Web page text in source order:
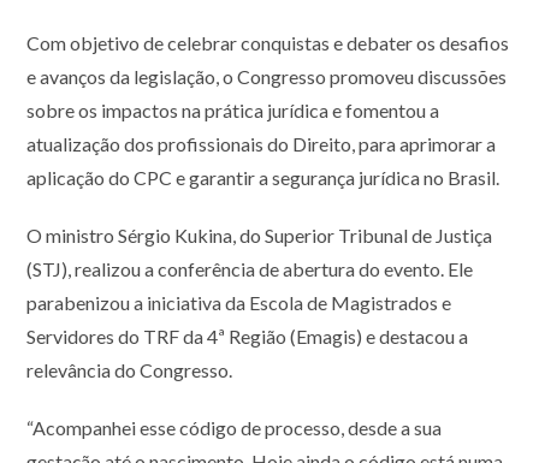
Com objetivo de celebrar conquistas e debater os desafios
e avanços da legislação, o Congresso promoveu discussões
sobre os impactos na prática jurídica e fomentou a
atualização dos profissionais do Direito, para aprimorar a
aplicação do CPC e garantir a segurança jurídica no Brasil.
O ministro Sérgio Kukina, do Superior Tribunal de Justiça
(STJ), realizou a conferência de abertura do evento. Ele
parabenizou a iniciativa da Escola de Magistrados e
Servidores do TRF da 4ª Região (Emagis) e destacou a
relevância do Congresso.
“Acompanhei esse código de processo, desde a sua